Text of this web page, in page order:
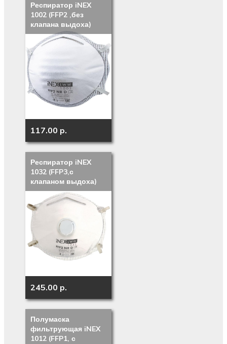
Респиратор iNEX
1002 (FFP2 ,без
клапана выдоха)
117.00 p.
Респиратор iNEX
1032 (FFP3,с
клапаном выдоха)
245.00 p.
Полумаска
фильтрующая iNEX
1012 (FFP1, с